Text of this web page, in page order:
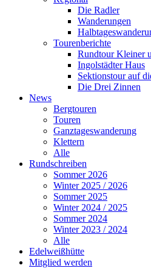
Die Radler
Wanderungen
Tourenberichte
Rundtour Kleiner
Ingolstädter Haus
Sektionstour auf
Die Drei Zinnen
News
Bergtouren
Touren
Ganztageswanderung
Klettern
Alle
Rundschreiben
Sommer 2026
Winter 2025 / 2026
Sommer 2025
Winter 2024 / 2025
Sommer 2024
Winter 2023 / 2024
Alle
Edelweißhütte
Mitglied werden